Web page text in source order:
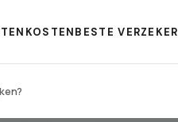
KOSTENBESTE